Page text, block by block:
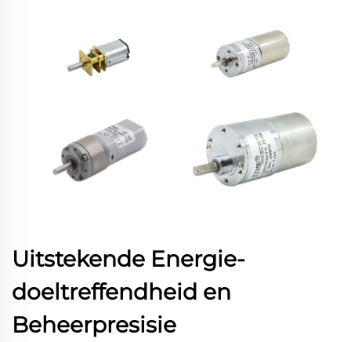
Uitstekende Energie-
doeltreffendheid en
Beheerpresisie